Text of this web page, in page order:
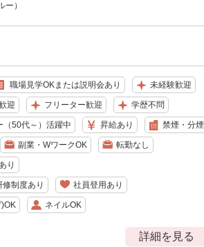
）
職場見学OKまたは説明会あり 未経験歓迎
迎 フリーター歓迎 学歴不問
（50代～）活躍中 昇給あり 禁煙・分煙
副業・WワークOK 転勤なし
り
修制度あり 社員登用あり
ネイルOK
詳細を見る